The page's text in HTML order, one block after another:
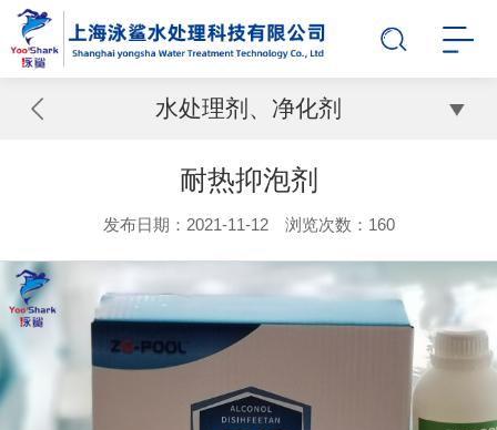
水处理剂、净化剂
耐热抑泡剂
发布日期：2021-11-12 浏览次数： 160